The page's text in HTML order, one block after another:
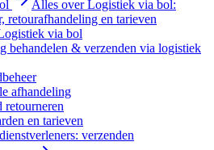
Alles over Logistiek via bol:
retourafhandeling en tarieven
via bol
behandelen & verzenden via logistiek
afhandeling
retourneren
en tarieven
verzenden